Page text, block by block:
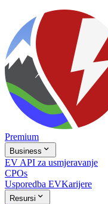
Premium
Business 
EV API za usmjeravanje
CPOs
Usporedba EVKarijere
Resursi 